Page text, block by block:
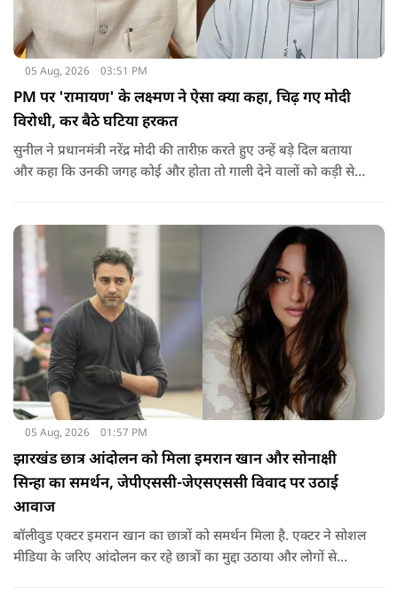
05 Aug, 2026 03:51 PM
PM पर 'रामायण' के लक्ष्मण ने ऐसा क्या कहा, चिढ़ गए मोदी
विरोधी, कर बैठे घटिया हरकत
सुनील ने प्रधानमंत्री नरेंद्र मोदी की तारीफ़ करते हुए उन्हें बड़े दिल बताया
और कहा कि उनकी जगह कोई और होता तो गाली देने वालों को कड़ी से
05 Aug, 2026 01:57 PM
झारखंड छात्र आंदोलन को मिला इमरान खान और सोनाक्षी
सिन्हा का समर्थन, जेपीएससी-जेएसएससी विवाद पर उठाई
आवाज
बॉलीवुड एक्टर इमरान खान का छात्रों को समर्थन मिला है. एक्टर ने सोशल
मीडिया के जरिए आंदोलन कर रहे छात्रों का मुद्दा उठाया और लोगों से